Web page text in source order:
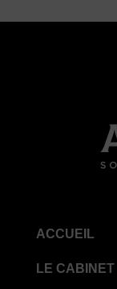
ACCUEIL
LE CABINET